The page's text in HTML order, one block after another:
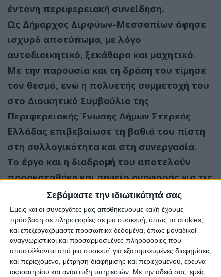
Σεβόμαστε την ιδιωτικότητά σας
Εμείς και οι συνεργάτες μας αποθηκεύουμε και/ή έχουμε
πρόσβαση σε πληροφορίες σε μια συσκευή, όπως τα cookies,
και επεξεργαζόμαστε προσωπικά δεδομένα, όπως μοναδικοί
αναγνωριστικοί και προσαρμοσμένες πληροφορίες που
αποστέλλονται από μια συσκευή για εξατομικευμένες διαφημίσεις
και περιεχόμενο, μέτρηση διαφήμισης και περιεχομένου, έρευνα
ακροατηρίου και ανάπτυξη υπηρεσιών. Με την άδειά σας, εμείς
έντονη περιφερειακή συνείδηση.
Ως Δήμαρχος Διρφύων-Μεσσαπίων άφησε
ισχυρό αποτύπωμα, με λόγο
αυτοδιοικητικό, ξεκάθαρο και μαχητικό.
Με την παρουσία και τη δράση του τίμησε
τον θεσμό, ενώ η πολυετής συμμετοχή του
στο Διοικητικό Συμβούλιο της
Περιφερειακής Ένωσης Δήμων Στερεάς
Ελλάδας επιβεβαίωσε τη βαθιά του πίστη
στη συλλογικότητα και στη συνεργασία.
Το έργο και η διαδρομή του αποτελούν
παρακαταθήκη και σημείο αναφοράς για τις
επόμενες γενιές.
Τον αποχαιρετούμε με σεβασμό,
ευγνωμοσύνη και συγκίνηση.
Θερμά συλλυπητήρια στην οικογένειά του,
στους οικείους του και σε όλους όσους
είχαν την τιμή να τον γνωρίσουν και να